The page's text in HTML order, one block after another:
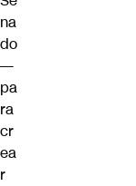
na
do
—
pa
ra
cr
ea
r